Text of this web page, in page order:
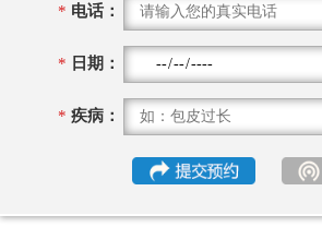
* 电话：
* 日期：
* 疾病：